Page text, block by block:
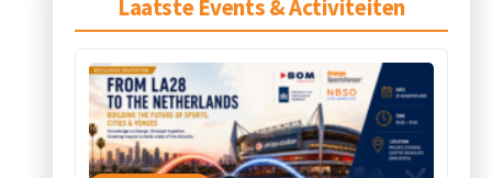
Laatste Events & Activiteiten